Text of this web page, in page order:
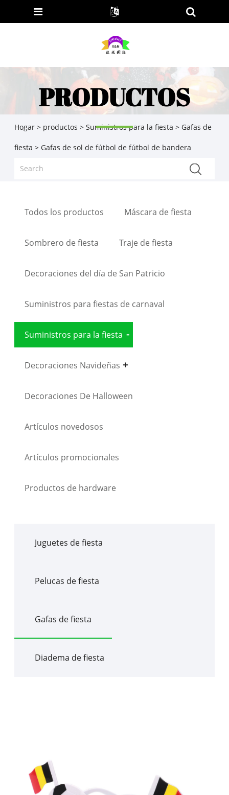
PRODUCTOS
Hogar > productos > Suministros para la fiesta > Gafas de
fiesta > Gafas de sol de fútbol de fútbol de bandera
Todos los productos Máscara de fiesta
Sombrero de fiesta Traje de fiesta
Decoraciones del día de San Patricio
Suministros para fiestas de carnaval
Suministros para la fiesta
Decoraciones Navideñas
Decoraciones De Halloween
Artículos novedosos
Artículos promocionales
Productos de hardware
Juguetes de fiesta
Pelucas de fiesta
Gafas de fiesta
Diadema de fiesta